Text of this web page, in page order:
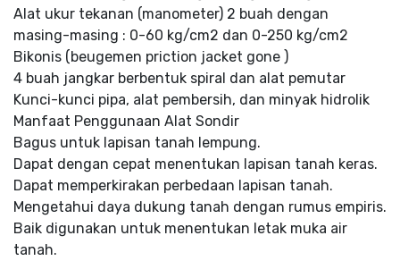
Alat ukur tekanan (manometer) 2 buah dengan
masing-masing : 0-60 kg/cm2 dan 0-250 kg/cm2
Bikonis (beugemen priction jacket gone )
4 buah jangkar berbentuk spiral dan alat pemutar
Kunci-kunci pipa, alat pembersih, dan minyak hidrolik
Manfaat Penggunaan Alat Sondir
Bagus untuk lapisan tanah lempung.
Dapat dengan cepat menentukan lapisan tanah keras.
Dapat memperkirakan perbedaan lapisan tanah.
Mengetahui daya dukung tanah dengan rumus empiris.
Baik digunakan untuk menentukan letak muka air
tanah.